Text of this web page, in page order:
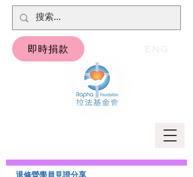
即時捐款
退修營學員見證分享